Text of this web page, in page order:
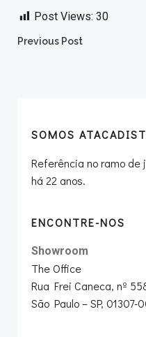
Post Views: 30
Post
Previous Post
SOMOS
Referência no ramo
há 22 anos.
ENCONTRE-NOS
Showroom
The Office
Rua Frei Caneca, nº
São Paulo – SP, 01307-